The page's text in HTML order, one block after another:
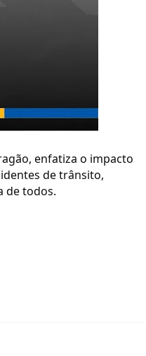
enfatiza o impacto
de trânsito,
de todos.